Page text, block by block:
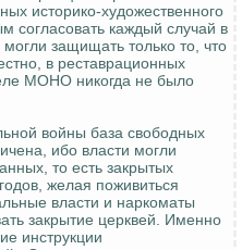
историко-художественного
согласовать каждый случай в
защищать только то, что
в реставрационных
МОНО никогда не было
войны база свободных
ибо власти могли
то есть закрытых
желая поживиться
власти и наркоматы
закрытие церквей. Именно
инструкции